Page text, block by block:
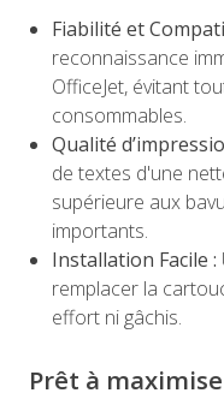
Fiabilité et
reconnaissance
OfficeJet, évitant
consommables.
Qualité
de textes d'une
supérieure aux
importants.
Installation Facile :
remplacer la
effort ni gâchis.
Prêt à